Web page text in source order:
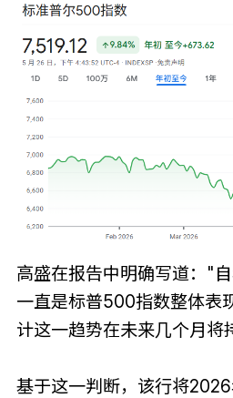
高盛在报告中明确写道："
一直是标普500指数整体表
计这一趋势在未来几个月将
基于这一判断，该行将